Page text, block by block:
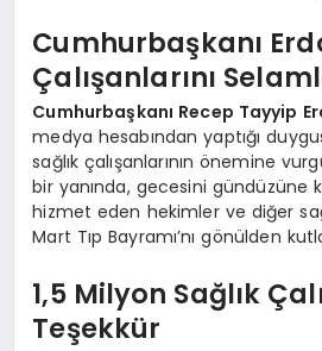
Cumhurbaşkanı
Çalışanlarını
Cumhurbaşkanı Recep Tayyip
medya hesabından yaptığı
sağlık çalışanlarının önemine
bir yanında, gecesini gündüzüne
hizmet eden hekimler ve diğer
Mart Tıp Bayramı’nı gönülden
1,5 Milyon Sağlık
Teşekkür